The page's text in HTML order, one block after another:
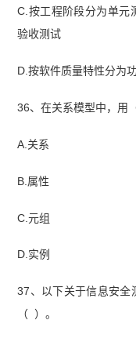
C.按工程阶段分为单元
验收测试
D.按软件质量特性分为
36、在关系模型中，用
A.关系
B.属性
C.元组
D.实例
37、以下关于信息安全
（ ）。